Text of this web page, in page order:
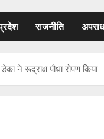
राजनीति
ने रूद्राक्ष पौधा रोपण किया